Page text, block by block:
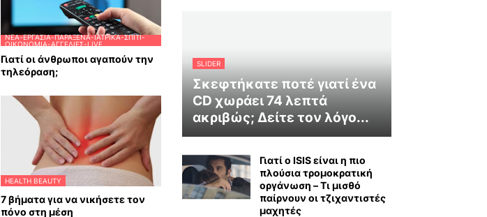
ΝΈΑ-ΕΡΓΑΣΊΑ-ΠΑΡΆΞΕΝΑ-ΙΑΤΡΙΚΆ-ΣΠΊΤΙ-
ΟΙΚΟΝΟΜΊΑ-ΑΓΓΕΛΊΕΣ-LIVE
Γιατί οι άνθρωποι αγαπούν την
τηλεόραση;
HEALTH BEAUTY
7 βήματα για να νικήσετε τον
πόνο στη μέση
SLIDER
Σκεφτήκατε ποτέ γιατί ένα
CD χωράει 74 λεπτά
ακριβώς; Δείτε τον λόγο...
Γιατί ο ISIS είναι η πιο
πλούσια τρομοκρατική
οργάνωση – Τι μισθό
παίρνουν οι τζιχαντιστές
μαχητές